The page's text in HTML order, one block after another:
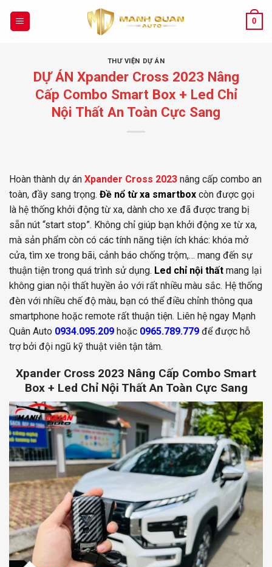
0
THƯ VIỆN DỰ ÁN
DỰ ÁN Xpander Cross 2023 Nâng
Cấp Combo Smart Box + Led Chỉ
Nội Thất An Toàn Cực Sang
Hoàn thành dự án Xpander Cross 2023 nâng cấp combo an
toàn, đầy sang trọng. Đề nổ từ xa smartbox còn được gọi
là hệ thống khởi động từ xa, dành cho xe đã được trang bị
sẵn nút “start stop”. Không chỉ giúp bạn khởi động xe từ xa,
mà sản phẩm còn có các tính năng tiện ích khác: khóa mở
cửa, tìm xe trong bãi, cảnh báo chống trộm,… mang đến sự
thuận tiện trong quá trình sử dụng. Led chỉ nội thất mang lại
không gian nội thất huyền ảo với rất nhiều màu sắc. Hệ thống
đèn với nhiều chế độ màu, bạn có thể điều chỉnh thông qua
smartphone hoặc remote rất thuận tiện. Liên hệ ngay Mạnh
Quân Auto 0934.095.209 hoặc 0965.789.779 để được hỗ
trợ bởi đội ngũ kỹ thuật viên tận tâm.
Xpander Cross 2023 Nâng Cấp Combo Smart
Box + Led Chỉ Nội Thất An Toàn Cực Sang